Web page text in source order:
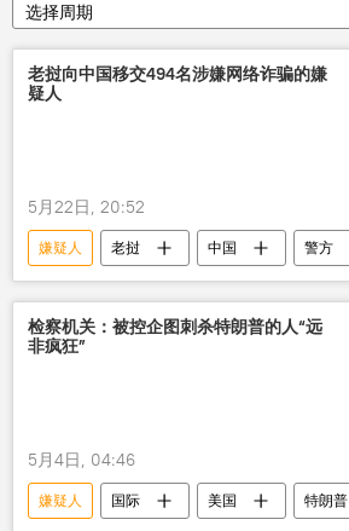
选择周期
老挝向中国移交494名涉嫌网络诈骗的嫌
疑人
5月22日, 20:52
嫌疑人 老挝 中国
警方
网络诈骗
移交
检察机关：被控企图刺杀特朗普的人“远
非疯狂”
5月4日, 04:46
嫌疑人 国际 美国 特朗普